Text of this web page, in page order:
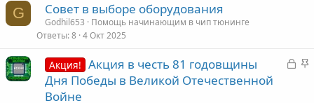
G Совет в выборе оборудования
Godhil653
Помощь начинающим в чип тюнинге
Ответы 8 4 Окт 2025
З
З
Акция! Акция в честь 81 годовщины
Дня Победы в Великой Отечественной
Войне